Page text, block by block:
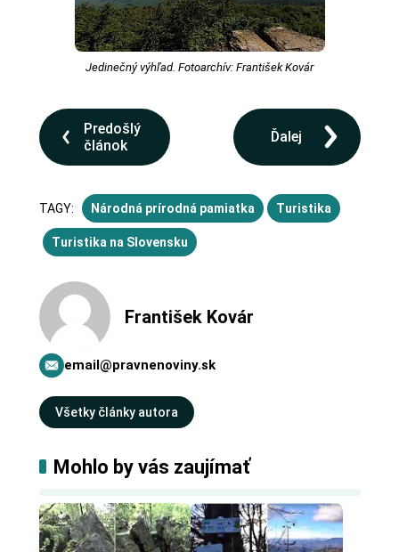
Jedinečný výhľad. Fotoarchív: František Kovár
Predošlý
článok
Ďalej
TAGY: Národná prírodná pamiatka Turistika
Turistika na Slovensku
František Kovár
email@pravnenoviny.sk
Všetky články autora
Mohlo by vás zaujímať